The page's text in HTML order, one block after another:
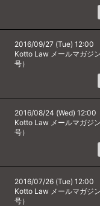
2016/09/27 (Tue) 12:00
Kotto Law メールマガジ
号）
2016/08/24 (Wed) 12:00
Kotto Law メールマガジ
号）
2016/07/26 (Tue) 12:00
Kotto Law メールマガジ
号）